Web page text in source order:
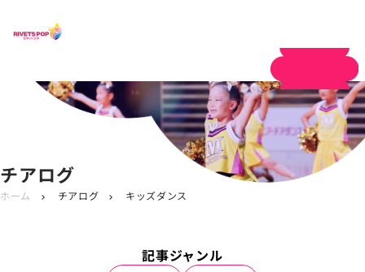
チアログ
ホーム chevron_right チアログ chevron_right キッズダンス
記事ジャンル